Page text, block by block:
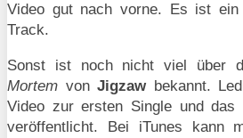
Video gut nach vorne. Es ist ein
Track.
Sonst ist noch nicht viel über
Mortem vonJigzaw bekannt.
Video zur ersten Single und das
veröffentlicht. Bei iTunes kann